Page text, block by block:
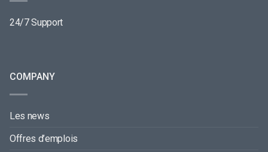
24/7 Support
COMPANY
Les news
Offres d’emplois